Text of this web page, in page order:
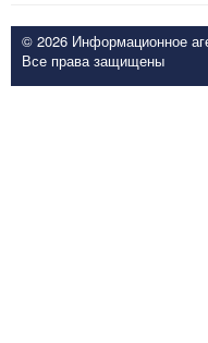
© 2026 Информационное
Все права защищены